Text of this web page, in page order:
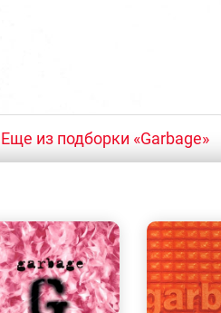
Еще из подборки «Garbage»